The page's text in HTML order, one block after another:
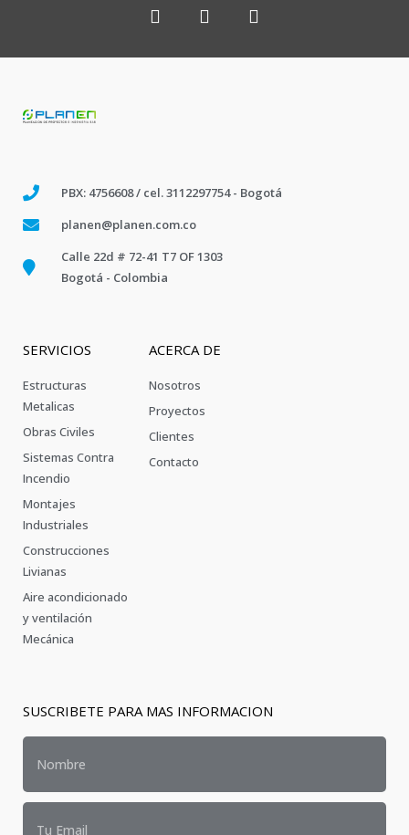
PBX: 4756608 / cel. 3112297754 - Bogotá
planen@planen.com.co
Calle 22d # 72-41 T7 OF 1303
Bogotá - Colombia
SERVICIOS
Estructuras
Metalicas
Obras Civiles
Sistemas Contra
Incendio
Montajes
Industriales
Construcciones
Livianas
Aire acondicionado
y ventilación
Mecánica
ACERCA DE
Nosotros
Proyectos
Clientes
Contacto
SUSCRIBETE PARA MAS INFORMACION